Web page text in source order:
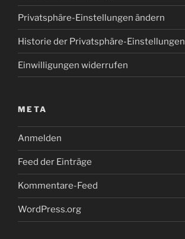
Privatsphäre-Einstellungen ändern
Historie der Privatsphäre-Einstellungen
Einwilligungen widerrufen
META
Anmelden
Feed der Einträge
Kommentare-Feed
WordPress.org